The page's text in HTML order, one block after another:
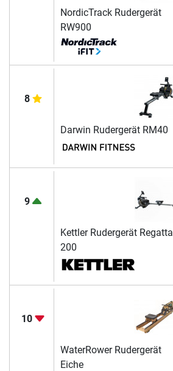
NordicTrack Rudergerät
RW900
8
Darwin Rudergerät RM40
9
Kettler Rudergerät Regatta
200
10
WaterRower Rudergerät
Eiche